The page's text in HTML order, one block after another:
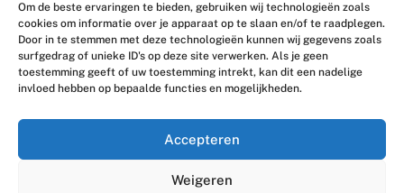
Om de beste ervaringen te bieden, gebruiken wij technologieën zoals
cookies om informatie over je apparaat op te slaan en/of te raadplegen.
Door in te stemmen met deze technologieën kunnen wij gegevens zoals
surfgedrag of unieke ID's op deze site verwerken. Als je geen
toestemming geeft of uw toestemming intrekt, kan dit een nadelige
invloed hebben op bepaalde functies en mogelijkheden.
Accepteren
Weigeren
Contact
Houttuinlaan 8
3447 GM Woerden